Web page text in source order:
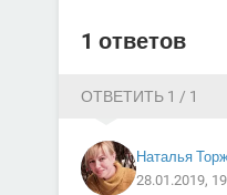
1 ответов
ОТВЕТИТЬ 1 / 1
Наталья
28.01.2019,